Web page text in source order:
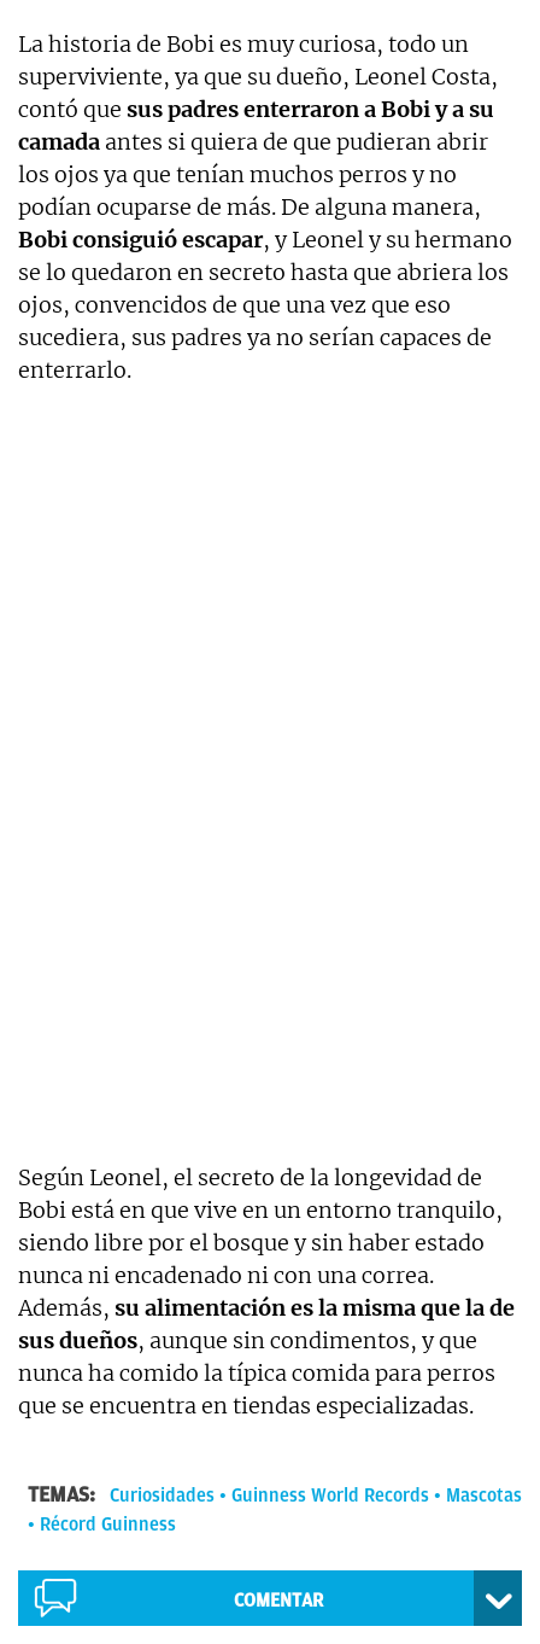
La historia de Bobi es muy curiosa, todo un
superviviente, ya que su dueño, Leonel Costa,
contó que sus padres enterraron a Bobi y a su
camada antes si quiera de que pudieran abrir
los ojos ya que tenían muchos perros y no
podían ocuparse de más. De alguna manera,
Bobi consiguió escapar, y Leonel y su hermano
se lo quedaron en secreto hasta que abriera los
ojos, convencidos de que una vez que eso
sucediera, sus padres ya no serían capaces de
enterrarlo.
Según Leonel, el secreto de la longevidad de
Bobi está en que vive en un entorno tranquilo,
siendo libre por el bosque y sin haber estado
nunca ni encadenado ni con una correa.
Además, su alimentación es la misma que la de
sus dueños, aunque sin condimentos, y que
nunca ha comido la típica comida para perros
que se encuentra en tiendas especializadas.
TEMAS: Curiosidades Guinness World Records
Mascotas
Récord Guinness
COMENTAR